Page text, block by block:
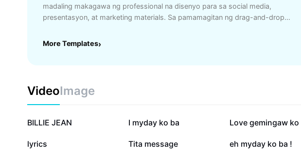
madaling makagawa ng professional na disenyo para sa social media,
presentasyon, at marketing materials. Sa pamamagitan ng drag-and-drop
sa libu-libong templates at mga imahe para makabuo ng personalized na
Subukan ang Canva ngayon para sa mas mabilis na produksiyon ng de-
kalidad na imahe nang walang kahirap-hirap.
More Templates›
VideoImage
516.8K
BILLIE JEAN 439.3K
I myday ko ba 167.1K
Love gemingaw ko
17.8K
lyrics 15.9K
Tita message 8K
eh myday ko ba !